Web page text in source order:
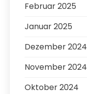
Februar 2025
Januar 2025
Dezember 2024
November 2024
Oktober 2024